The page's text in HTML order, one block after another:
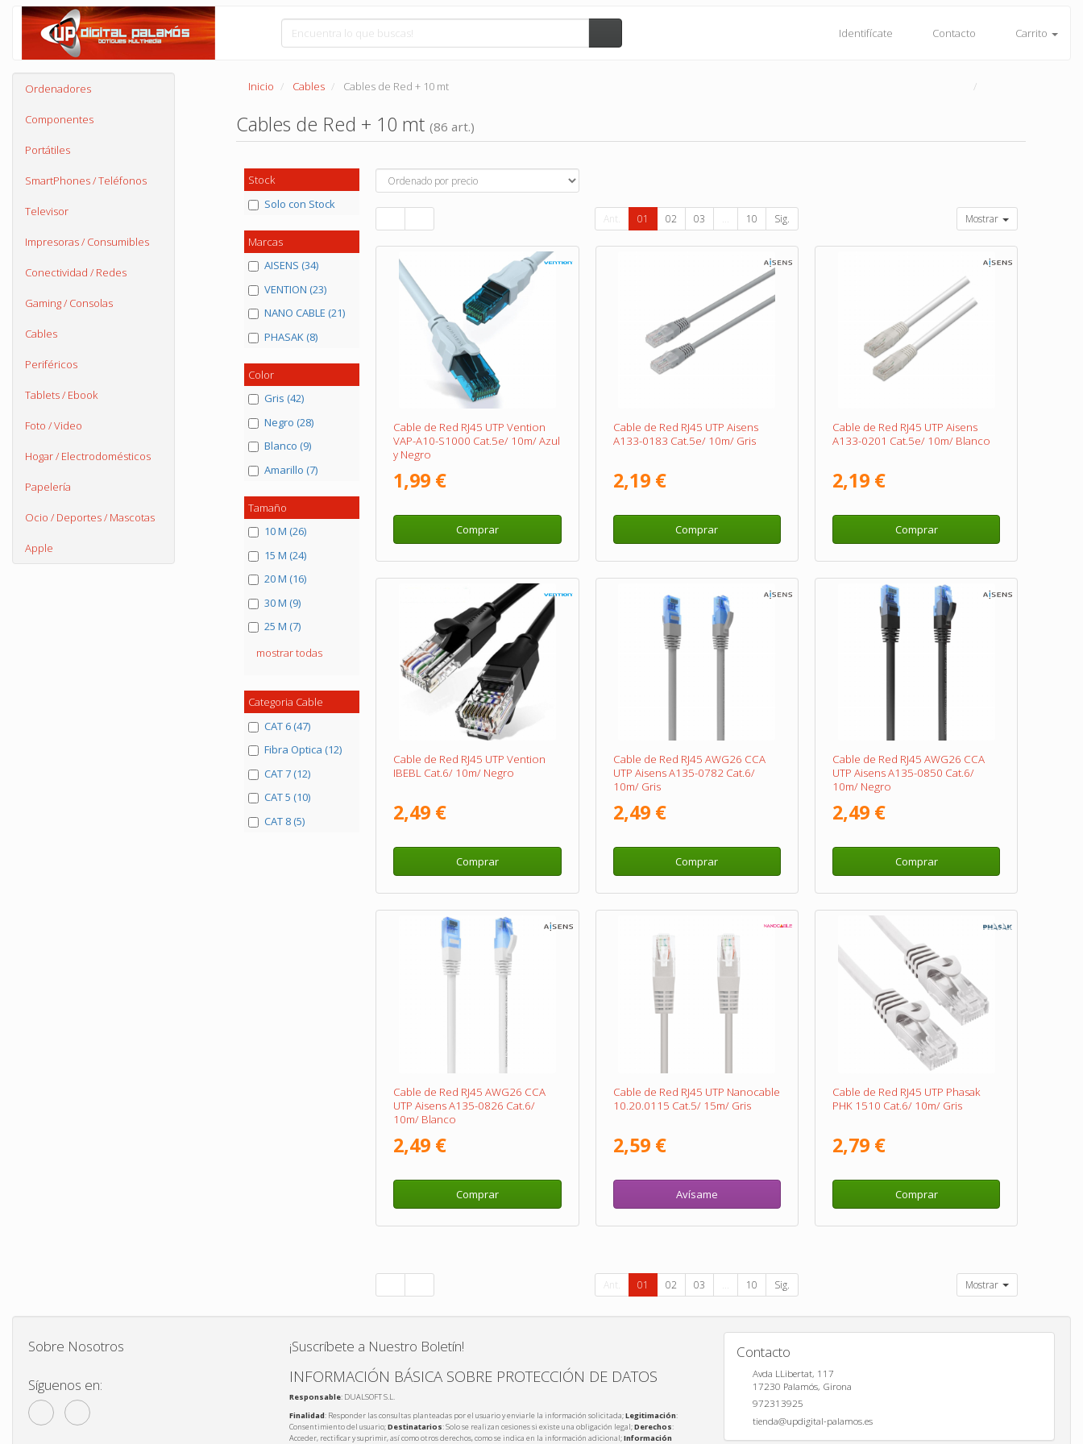
Identifícate Contacto Carrito
Ordenadores
Componentes
Portátiles
SmartPhones / Teléfonos
Televisor
Impresoras / Consumibles
Conectividad / Redes
Gaming / Consolas
Cables
Periféricos
Tablets / Ebook
Foto / Video
Hogar / Electrodomésticos
Papelería
Ocio / Deportes / Mascotas
Apple
Inicio Cables Cables de Red + 10 mt
Cables de Red + 10 mt (86 art.)
Stock
Solo con Stock
Marcas
AISENS (34)
VENTION (23)
NANO CABLE (21)
PHASAK (8)
Color
Gris (42)
Negro (28)
Blanco (9)
Amarillo (7)
Tamaño
10 M (26)
15 M (24)
20 M (16)
30 M (9)
25 M (7)
mostrar todas
Categoria Cable
CAT 6 (47)
Fibra Optica (12)
CAT 7 (12)
CAT 5 (10)
CAT 8 (5)
Ant. 01 02 03 ... 10 Sig. Mostrar
Cable de Red RJ45 UTP Vention
VAP-A10-S1000 Cat.5e/ 10m/ Azul
y Negro
1,99 €
Comprar
Cable de Red RJ45 UTP Aisens
A133-0183 Cat.5e/ 10m/ Gris
2,19 €
Comprar
Cable de Red RJ45 UTP Aisens
A133-0201 Cat.5e/ 10m/ Blanco
2,19 €
Comprar
Cable de Red RJ45 UTP Vention
IBEBL Cat.6/ 10m/ Negro
2,49 €
Comprar
Cable de Red RJ45 AWG26 CCA
UTP Aisens A135-0782 Cat.6/
10m/ Gris
2,49 €
Comprar
Cable de Red RJ45 AWG26 CCA
UTP Aisens A135-0850 Cat.6/
10m/ Negro
2,49 €
Comprar
Cable de Red RJ45 AWG26 CCA
UTP Aisens A135-0826 Cat.6/
10m/ Blanco
2,49 €
Comprar
Cable de Red RJ45 UTP Nanocable
10.20.0115 Cat.5/ 15m/ Gris
2,59 €
Avísame
Cable de Red RJ45 UTP Phasak
PHK 1510 Cat.6/ 10m/ Gris
2,79 €
Comprar
Ant. 01 02 03 ... 10 Sig. Mostrar
Sobre Nosotros
Síguenos en:
¡Suscríbete a Nuestro Boletín!
INFORMACIÓN BÁSICA SOBRE PROTECCIÓN DE DATOS
Responsable: DUALSOFT S.L.
Finalidad: Responder las consultas planteadas por el usuario y enviarle la información solicitada;Legitimación:
Consentimiento del usuario;Destinatarios: Solo se realizan cesiones si existe una obligación legal;Derechos:
Acceder, rectificar y suprimir, así como otros derechos, como se indica en la información adicional;Información
Contacto
Avda LLibertat, 117
17230 Palamós, Girona
972313925
tienda@updigital-palamos.es